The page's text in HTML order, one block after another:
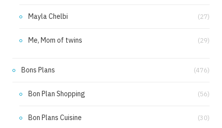
Mayla Chelbi (27)
Me, Mom of twins (29)
Bons Plans (476)
Bon Plan Shopping (56)
Bon Plans Cuisine (30)